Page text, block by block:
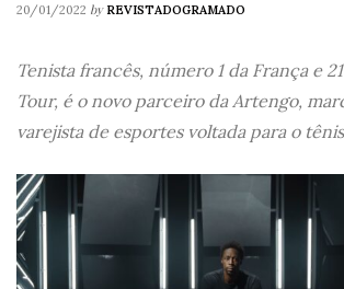
20/01/2022 by REVISTADOGRAMADO
Tenista francês, número 1 da França e
Tour, é o novo parceiro da Artengo,
varejista de esportes voltada para o tênis